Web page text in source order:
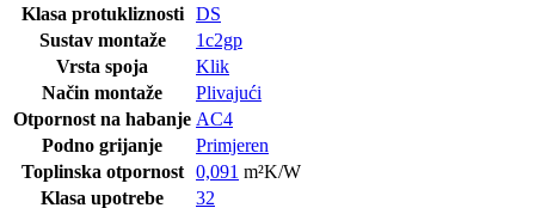
Klasa protukliznosti
DS
Sustav montaže
1c2gp
Vrsta spoja
Klik
Način montaže
Plivajući
Otpornost na habanje AC4
Podno grijanje
Primjeren
Toplinska otpornost
0,091 m²K/W
Klasa upotrebe
32